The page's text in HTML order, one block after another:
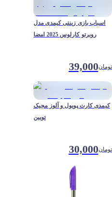
اسباب بازی زینتی کیمدی مدل
روبرتو کارلوس 2025 امضا
39,000تومان
کیمدی کارت پویول و آلوز مجیک
تویین
30,000تومان